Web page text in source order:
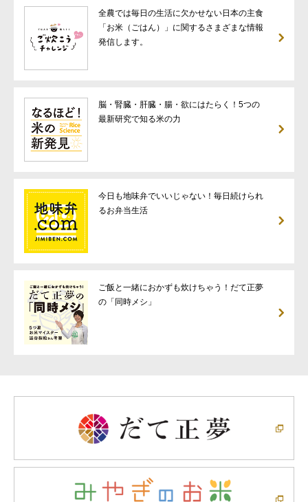
全農では毎日の生活に欠かせない日本の主食
「お米（ごはん）」に関するさまざまな情報
発信します。
脳・腎臓・肝臓・腸・欲にはたらく！5つの
最新研究で知る米の力
今日も地味弁でいいじゃない！毎日続けられ
るお弁当生活
ご飯と一緒におかずも炊けちゃう！だて正夢
の「同時メシ」